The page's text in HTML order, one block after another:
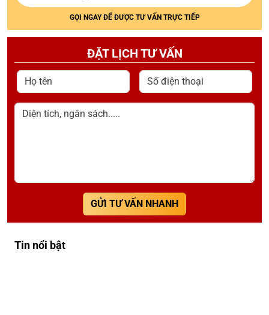
GỌI NGAY ĐỂ ĐƯỢC TƯ VẤN TRỰC TIẾP
ĐẶT LỊCH TƯ VẤN
Họ tên Số điện thoại
Diện tích, ngân sách.....
GỬI TƯ VẤN NHANH
Tin nổi bật